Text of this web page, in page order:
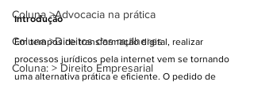
Coluna >Advocacia na prática
Coluna >Direitos das mulheres
Coluna: > Direito Empresarial
Introdução
Em tempos de transformação digital, realizar
processos jurídicos pela internet vem se tornando
uma alternativa prática e eficiente. O pedido de